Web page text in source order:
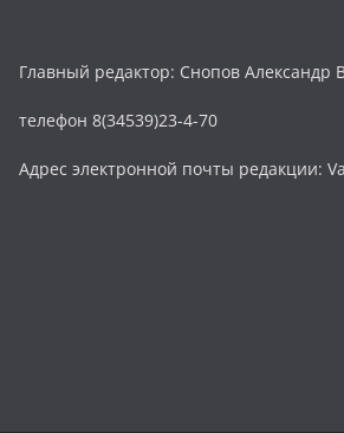
Главный редактор: Снопов Александр
телефон 8(34539)23-4-70
Адрес электронной почты редакции: